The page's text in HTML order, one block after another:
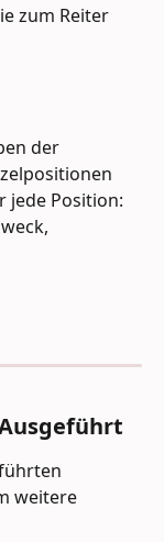
zum Reiter
der
jede Position:
weitere